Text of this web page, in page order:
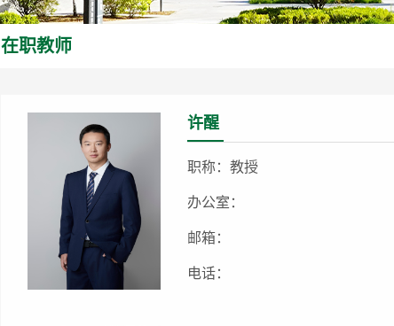
在职教师
许醒
职称：教授
办公室：
邮箱：
电话：